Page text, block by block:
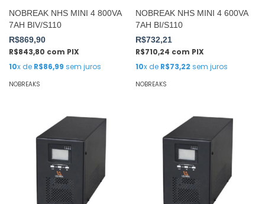
NOBREAK NHS MINI 4 800VA
7AH BIV/S110
R$869,90
R$843,80 com PIX
10x de R$86,99 sem juros
NOBREAKS
NOBREAK NHS MINI 4 600VA
7AH BI/S110
R$732,21
R$710,24 com PIX
10x de R$73,22 sem juros
NOBREAKS